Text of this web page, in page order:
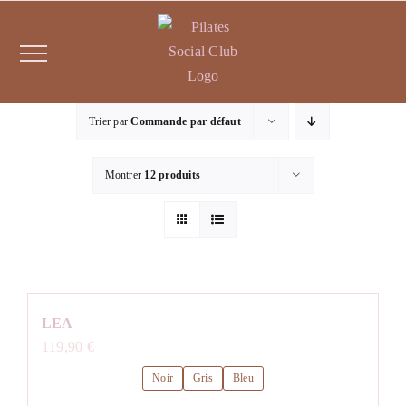
contenu
Trier parCommande par défaut
Montrer 12 produits
LEA
119,90 €
Noir Gris Bleu